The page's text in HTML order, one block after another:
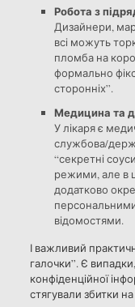
Робота з
Дизайнери,
всі можуть
пломба на
формально
сторонніх”.
Медицина та
У лікаря є
службова/
“секретні
режими, але в
додатково
відомостями.
І важливий
галочки”. Є
конфіденційної
стягували збитки